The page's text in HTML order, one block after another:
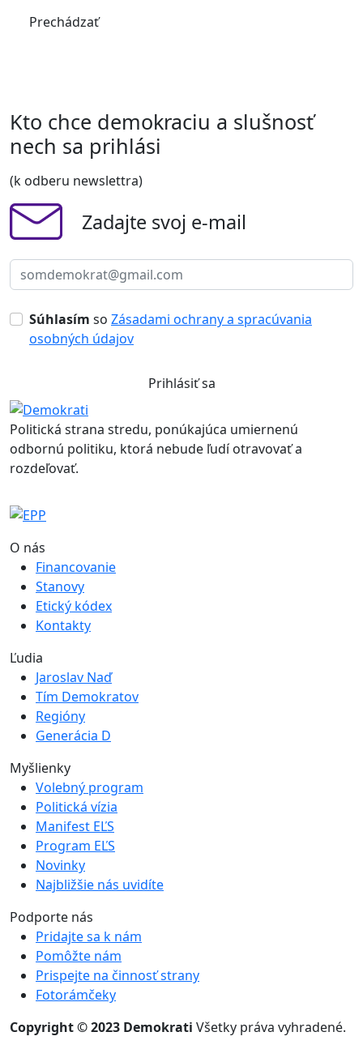
Prechádzať
Kto chce demokraciu a slušnosť
nech sa prihlási
(k odberu newslettra)
Zadajte svoj e-mail
Súhlasím so Zásadami ochrany a spracúvania
osobných údajov
Prihlásiť sa
Politická strana stredu, ponúkajúca umiernenú
odbornú politiku, ktorá nebude ľudí otravovať a
rozdeľovať.
O nás
Financovanie
Stanovy
Etický kódex
Kontakty
Ľudia
Jaroslav Naď
Tím Demokratov
Regióny
Generácia D
Myšlienky
Volebný program
Politická vízia
Manifest EĽS
Program EĽS
Novinky
Najbližšie nás uvidíte
Podporte nás
Pridajte sa k nám
Pomôžte nám
Prispejte na činnosť strany
Fotorámčeky
Copyright © 2023 Demokrati Všetky práva vyhradené.